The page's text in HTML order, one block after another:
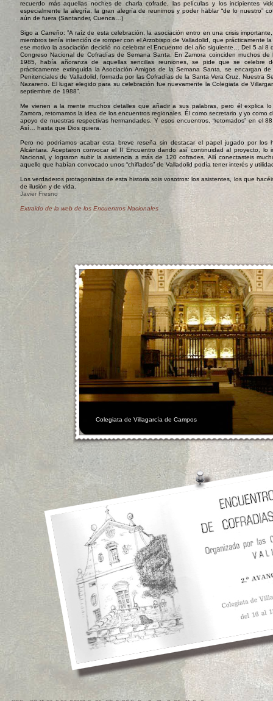
recuerdo más aquellas noches de charla cofrade, las películas y los incipientes
especialmente la alegría, la gran alegría de reunirnos y poder hablar “de lo nuestro”
aún de fuera (Santander, Cuenca…)
Sigo a Carreño: ”A raíz de esta celebración, la asociación entro en una crisis
miembros tenía intención de romper con el Arzobispo de Valladolid, que prácticamente
ese motivo la asociación decidió no celebrar el Encuentro del año siguiente… Del 5 al 8
Congreso Nacional de Cofradías de Semana Santa. En Zamora coinciden muchos
1985, había añoranza de aquellas sencillas reuniones, se pide que se celebre
prácticamente extinguida la Asociación Amigos de la Semana Santa, se encargan
Penitenciales de Valladolid, formada por las Cofradías de la Santa Vera Cruz, Nuestra
Nazareno. El lugar elegido para su celebración fue nuevamente la Colegiata de
septiembre de 1988”.
Me vienen a la mente muchos detalles que añadir a sus palabras, pero él explica
Zamora, retomamos la idea de los encuentros regionales. Él como secretario y yo como
apoyo de nuestras respectivas hermandades. Y esos encuentros, “retomados” en el
Así… hasta que Dios quiera.
Pero no podríamos acabar esta breve reseña sin destacar el papel jugado por los
Alcántara. Aceptaron convocar el II Encuentro dando así continuidad al proyecto, lo
Nacional, y lograron subir la asistencia a más de 120 cofrades. Allí conectasteis
aquello que habían convocado unos “chiflados” de Valladolid podía tener interés y
Los verdaderos protagonistas de esta historia sois vosotros: los asistentes, los que
de ilusión y de vida.
Javier Fresno
Extraido de la web de los Encuentros Nacionales
Colegiata de Villagarcía de Campos